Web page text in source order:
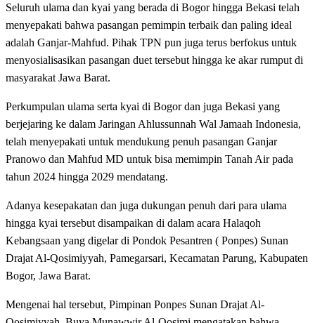
Seluruh ulama dan kyai yang berada di Bogor hingga Bekasi telah
menyepakati bahwa pasangan pemimpin terbaik dan paling ideal
adalah Ganjar-Mahfud. Pihak TPN pun juga terus berfokus untuk
menyosialisasikan pasangan duet tersebut hingga ke akar rumput di
masyarakat Jawa Barat.
Perkumpulan ulama serta kyai di Bogor dan juga Bekasi yang
berjejaring ke dalam Jaringan Ahlussunnah Wal Jamaah Indonesia,
telah menyepakati untuk mendukung penuh pasangan Ganjar
Pranowo dan Mahfud MD untuk bisa memimpin Tanah Air pada
tahun 2024 hingga 2029 mendatang.
Adanya kesepakatan dan juga dukungan penuh dari para ulama
hingga kyai tersebut disampaikan di dalam acara Halaqoh
Kebangsaan yang digelar di Pondok Pesantren ( Ponpes) Sunan
Drajat Al-Qosimiyyah, Pamegarsari, Kecamatan Parung, Kabupaten
Bogor, Jawa Barat.
Mengenai hal tersebut, Pimpinan Ponpes Sunan Drajat Al-